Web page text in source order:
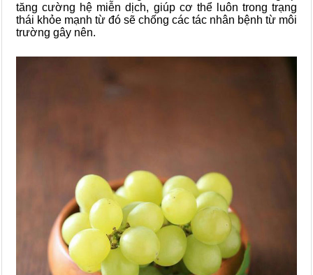
tăng cường hệ miễn dịch, giúp cơ thể luôn trong trạng
thái khỏe mạnh từ đó sẽ chống các tác nhân bệnh từ môi
trường gây nên.